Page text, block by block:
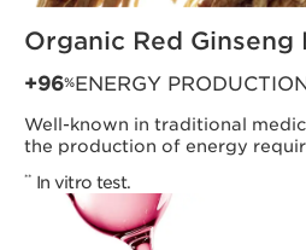
Organic Red Ginseng
+96%ENERGY
Well-known in traditional
the production of energy
** In vitro test.